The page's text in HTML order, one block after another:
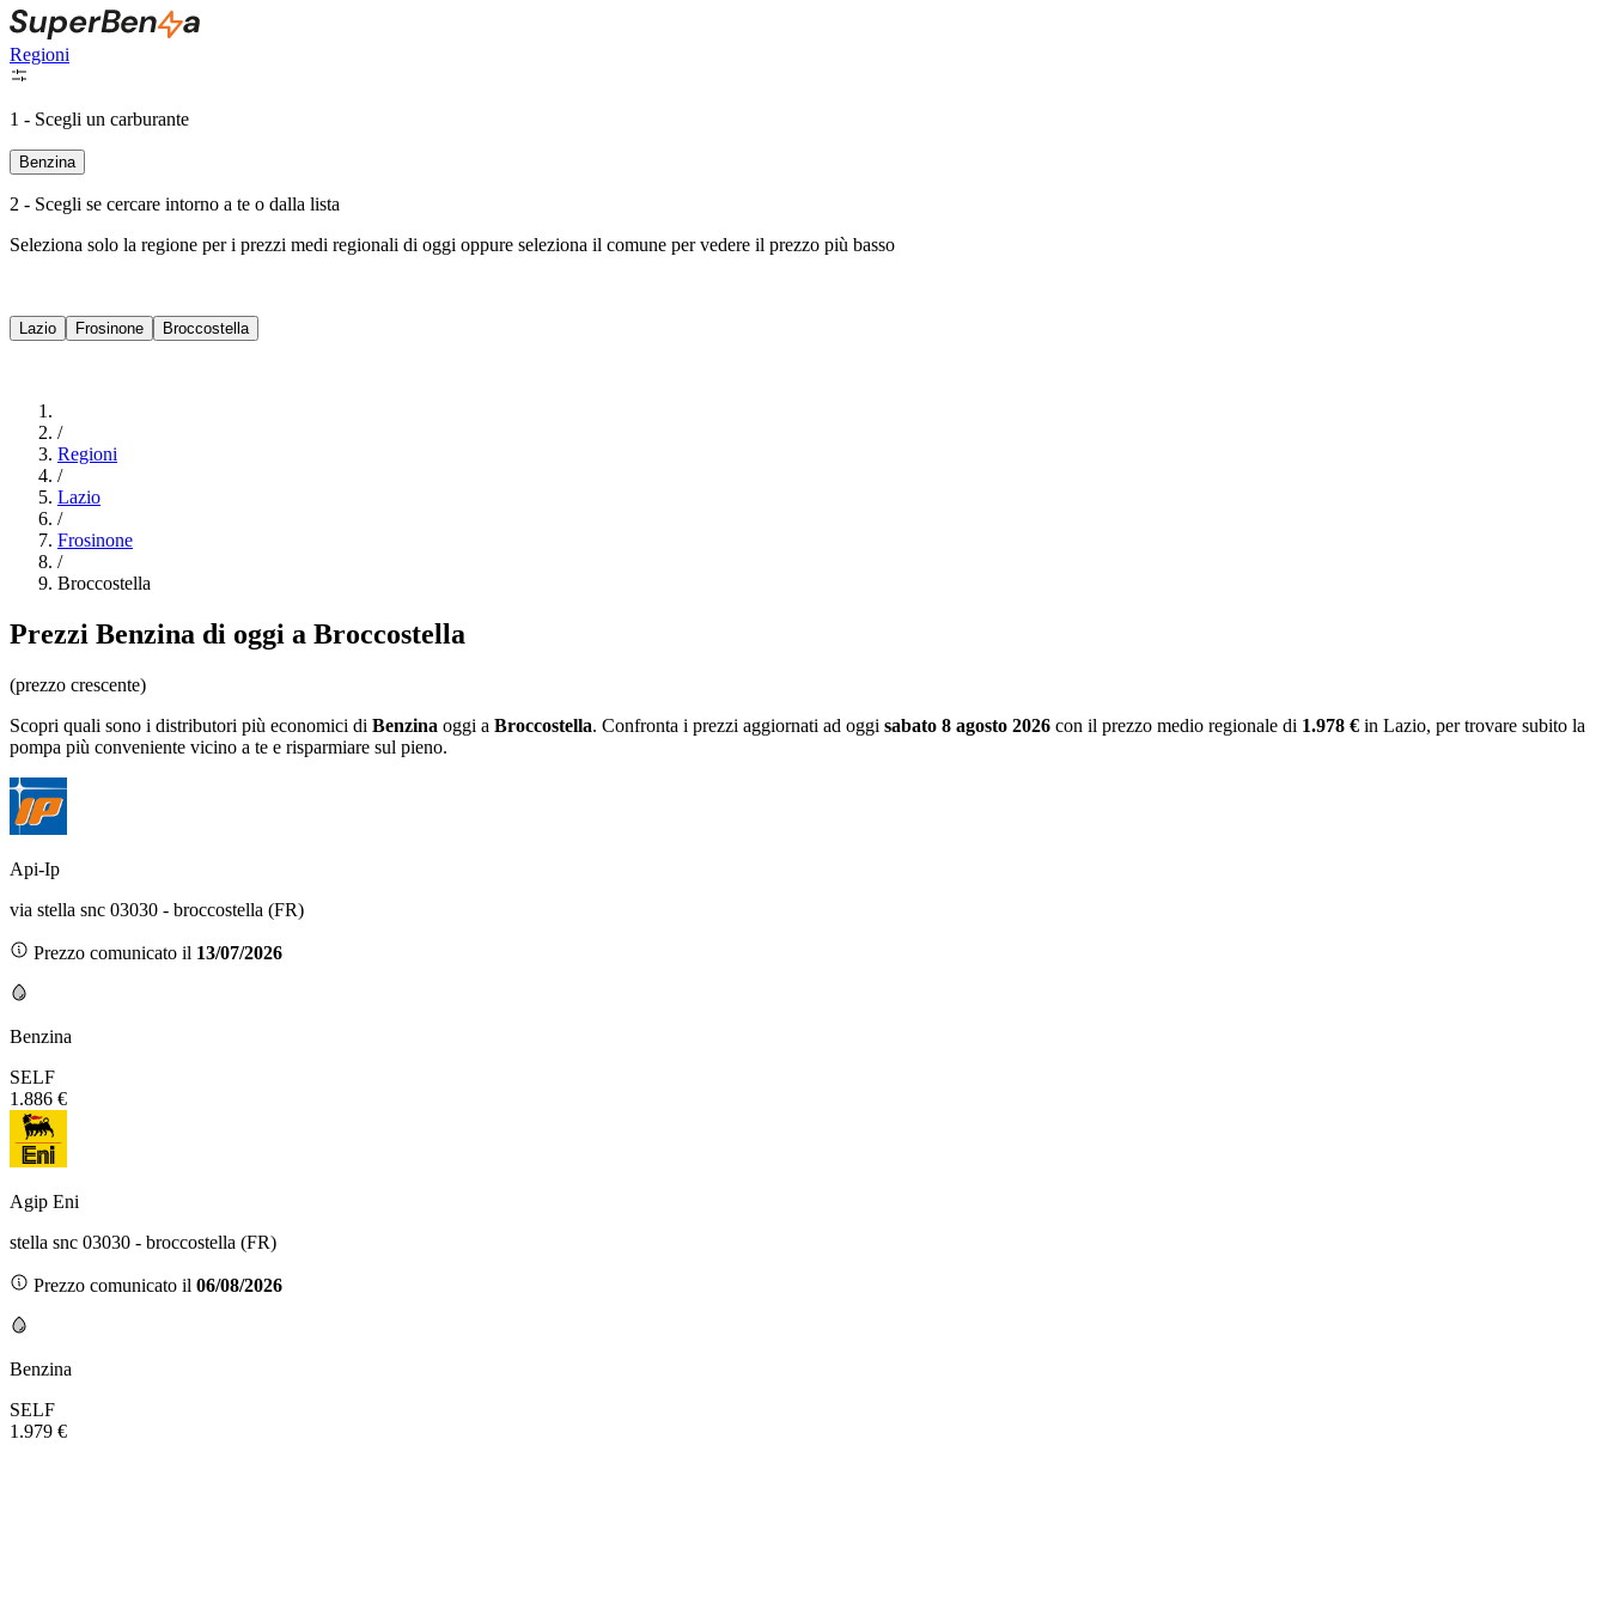
Regioni
1 - Scegli un carburante
Benzina
2 - Scegli se cercare intorno a te o dalla lista
Seleziona solo la regione per i prezzi medi regionali di oggi oppure seleziona il comune per vedere il prezzo più basso
Lazio Frosinone Broccostella
/
Regioni
/
Lazio
/
Frosinone
/
Broccostella
Prezzi Benzina di oggi a Broccostella
(prezzo crescente)
Scopri quali sono i distributori più economici di Benzina oggi a Broccostella. Confronta i prezzi aggiornati ad oggi sabato 8 agosto 2026 con il prezzo medio regionale di 1.978 € in Lazio, per trovare subito la
pompa più conveniente vicino a te e risparmiare sul pieno.
Api-Ip
via stella snc 03030 - broccostella (FR)
Prezzo comunicato il 13/07/2026
Benzina
SELF
1.886 €
Agip Eni
stella snc 03030 - broccostella (FR)
Prezzo comunicato il 06/08/2026
Benzina
SELF
1.979 €